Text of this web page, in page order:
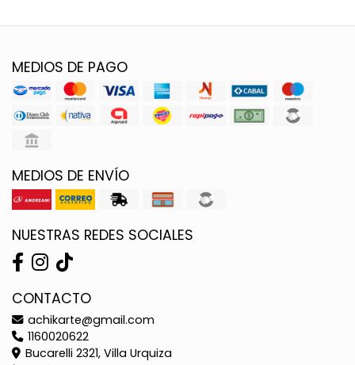
MEDIOS DE PAGO
MEDIOS DE ENVÍO
NUESTRAS REDES SOCIALES
CONTACTO
achikarte@gmail.com
1160020622
Bucarelli 2321, Villa Urquiza